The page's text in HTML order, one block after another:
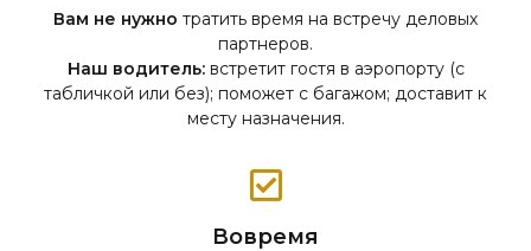
Вам не нужно тратить время на встречу деловых
партнеров.
Наш водитель:встретит гостя в аэропорту (с
табличкой или без); поможет с багажом; доставит к
месту назначения.
Вовремя